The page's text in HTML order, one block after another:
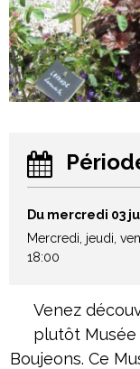
Du mercredi 03
Mercredi, jeudi,
18:00
Venez
plutôt Musée
Boujeons. Ce